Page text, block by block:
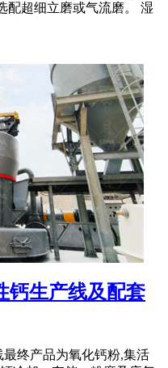
配超细立磨或气流磨。 湿
钙生产线及配套
最终产品为氧化钙粉,集活